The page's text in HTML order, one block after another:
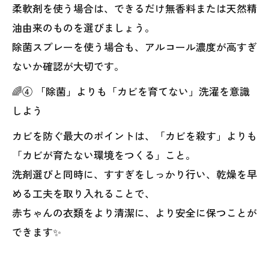
柔軟剤を使う場合は、できるだけ無香料または天然精
油由来のものを選びましょう。
除菌スプレーを使う場合も、アルコール濃度が高すぎ
ないか確認が大切です。
🌈④ 「除菌」よりも「カビを育てない」洗濯を意識
しよう
カビを防ぐ最大のポイントは、「カビを殺す」よりも
「カビが育たない環境をつくる」こと。
洗剤選びと同時に、すすぎをしっかり行い、乾燥を早
める工夫を取り入れることで、
赤ちゃんの衣類をより清潔に、より安全に保つことが
できます✨